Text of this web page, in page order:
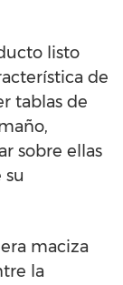
listo
de
tablas de
sobre ellas
su
maciza
la